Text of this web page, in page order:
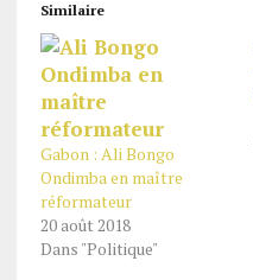
Similaire
Gabon : Ali Bongo
Ondimba en maître
réformateur
20 août 2018
Dans "Politique"